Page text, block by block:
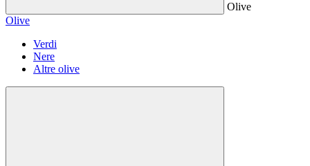
Olive
Olive
Verdi
Nere
Altre olive